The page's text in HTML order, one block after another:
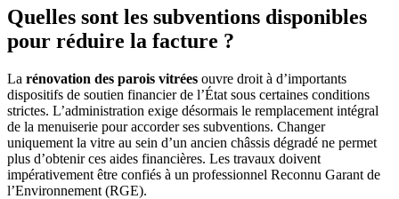
Quelles sont les subventions disponibles
pour réduire la facture ?
La rénovation des parois vitrées ouvre droit à d’importants
dispositifs de soutien financier de l’État sous certaines conditions
strictes. L’administration exige désormais le remplacement intégral
de la menuiserie pour accorder ses subventions. Changer
uniquement la vitre au sein d’un ancien châssis dégradé ne permet
plus d’obtenir ces aides financières. Les travaux doivent
impérativement être confiés à un professionnel Reconnu Garant de
l’Environnement (RGE).